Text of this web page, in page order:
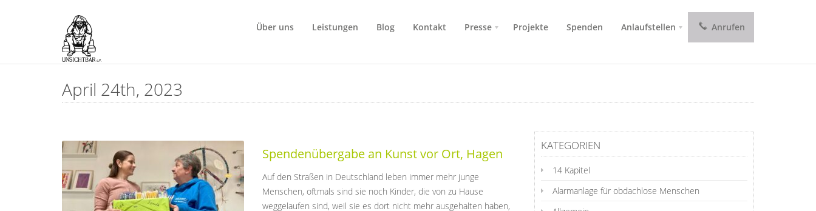
Über uns Leistungen Blog Kontakt Presse Projekte Spenden Anlaufstellen Anrufen
April 24th, 2023
Spendenübergabe an Kunst vor Ort, Hagen
Auf den Straßen in Deutschland leben immer mehr junge
Menschen, oftmals sind sie noch Kinder, die von zu Hause
weggelaufen sind, weil sie es dort nicht mehr ausgehalten haben,
KATEGORIEN
14 Kapitel
Alarmanlage für obdachlose Menschen